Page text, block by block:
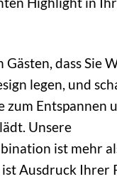
Gästen, dass Sie
legen, und
zum Entspannen
Unsere
ist mehr
Ausdruck Ihrer